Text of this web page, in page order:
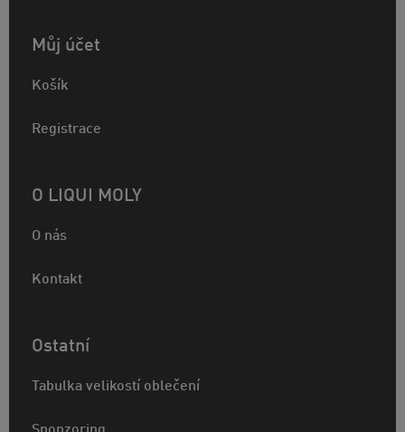
Můj účet
Košík
Registrace
O LIQUI MOLY
O nás
Kontakt
Ostatní
Tabulka velikostí oblečení